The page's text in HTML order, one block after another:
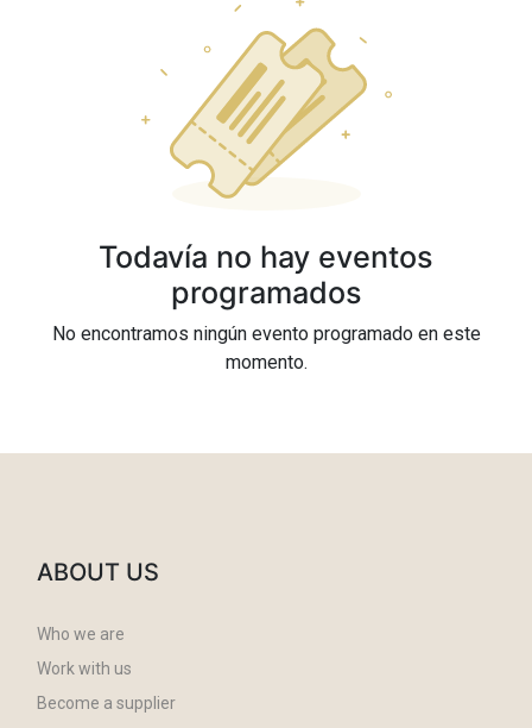
Todavía no hay eventos
programados
No encontramos ningún evento programado en este
momento.
ABOUT US
Who we are
Work with us
Become a supplier